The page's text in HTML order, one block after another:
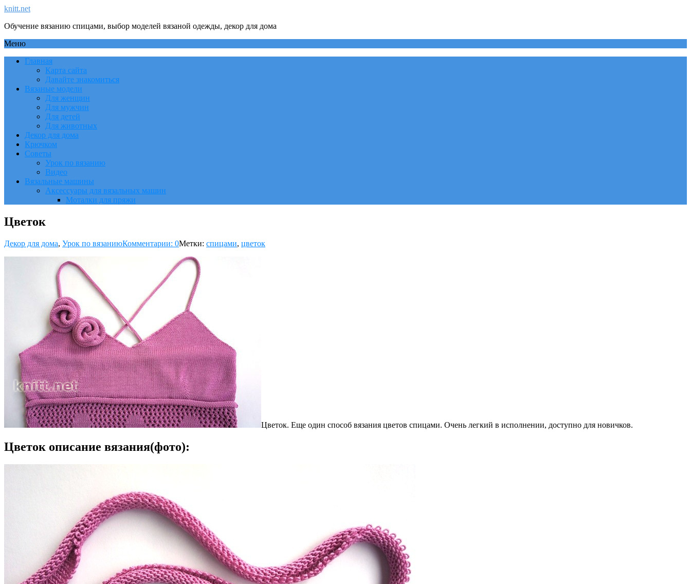
knitt.net
Обучение вязанию спицами, выбор моделей вязаной одежды, декор для дома
Меню
Главная
Карта сайта
Давайте знакомиться
Вязаные модели
Для женщин
Для мужчин
Для детей
Для животных
Декор для дома
Крючком
Советы
Урок по вязанию
Видео
Вязальные машины
Аксессуары для вязальных машин
Моталки для пряжи
Цветок
Декор для дома, Урок по вязаниюКомментарии: 0Метки: спицами, цветок
Цветок. Еще один способ вязания цветов спицами. Очень легкий в исполнении, доступно для новичков.
Цветок описание вязания(фото):